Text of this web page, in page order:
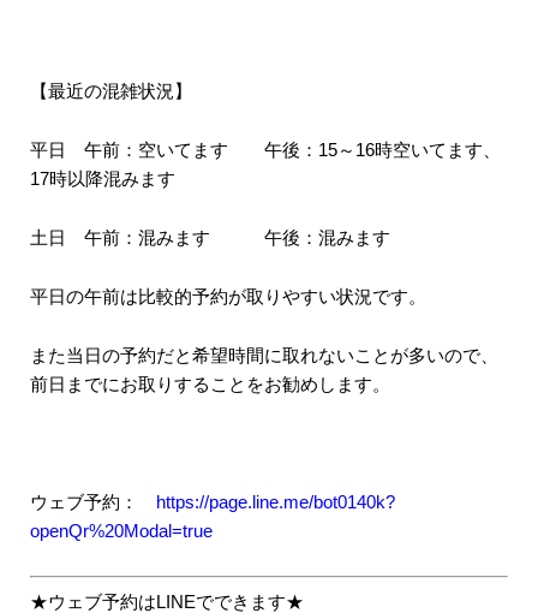
【最近の混雑状況】
平日 午前：空いてます 午後：15～16時空いてます、
17時以降混みます
土日 午前：混みます 午後：混みます
平日の午前は比較的予約が取りやすい状況です。
また当日の予約だと希望時間に取れないことが多いので、
前日までにお取りすることをお勧めします。
ウェブ予約： https://page.line.me/bot0140k?
openQr%20Modal=true
★ウェブ予約はLINEでできます★